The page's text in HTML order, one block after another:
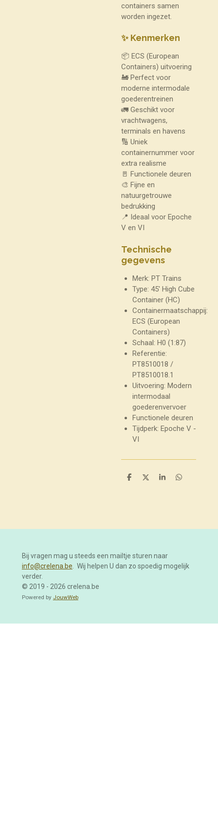
containers samen
worden ingezet.
✨ Kenmerken
📦 ECS (European
Containers) uitvoering
🚂 Perfect voor
moderne intermodale
goederentreinen
🚛 Geschikt voor
vrachtwagens,
terminals en havens
🔢 Uniek
containernummer voor
extra realisme
🚪 Functionele deuren
🎨 Fijne en
natuurgetrouwe
bedrukking
📍 Ideaal voor Epoche
V en VI
Technische
gegevens
Merk: PT Trains
Type: 45' High Cube
Container (HC)
Containermaatschappij:
ECS (European
Containers)
Schaal: H0 (1:87)
Referentie:
PT8510018 /
PT8510018.1
Uitvoering: Modern
intermodaal
goederenvervoer
Functionele deuren
Tijdperk: Epoche V -
VI
D
D
S
D
Bij vragen mag u steeds een mailtje sturen naar
info@crelena.be . Wij helpen U dan zo spoedig mogelijk
verder.
© 2019 - 2026 crelena.be
Powered by JouwWeb